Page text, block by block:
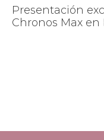
Presentación
Chronos Max en